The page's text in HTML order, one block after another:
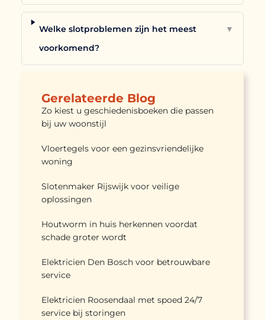
Welke slotproblemen zijn het meest
voorkomend?
▼
Gerelateerde Blog
Zo kiest u geschiedenisboeken die passen
bij uw woonstijl
Vloertegels voor een gezinsvriendelijke
woning
Slotenmaker Rijswijk voor veilige
oplossingen
Houtworm in huis herkennen voordat
schade groter wordt
Elektricien Den Bosch voor betrouwbare
service
Elektricien Roosendaal met spoed 24/7
service bij storingen